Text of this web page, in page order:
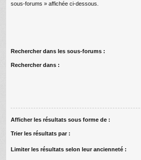
sous-forums » affichée ci-dessous.
Rechercher dans les sous-forums :
Rechercher dans :
Afficher les résultats sous forme de :
Trier les résultats par :
Limiter les résultats selon leur ancienneté :